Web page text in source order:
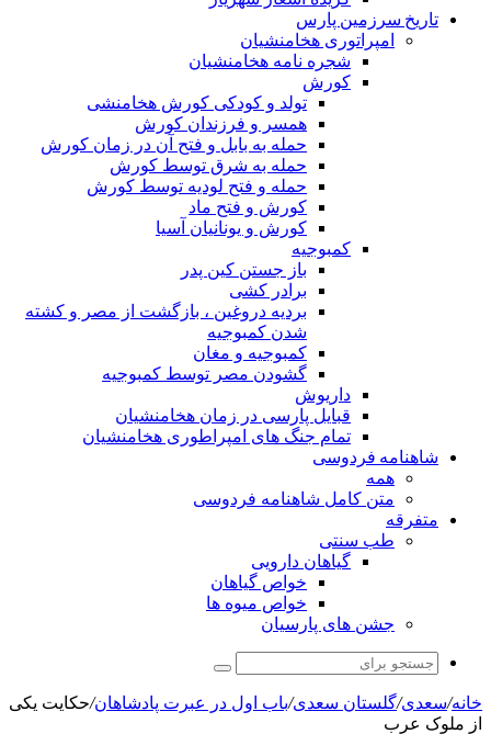
تاریخ سرزمین پارس
امپراتوری هخامنشیان
شجره نامه هخامنشیان
کورش
تولد و کودکی کورش هخامنشی
همسر و فرزندان کورش
حمله به بابل و فتح آن در زمان کورش
حمله به شرق توسط کورش
حمله و فتح لودیه توسط کورش
کورش و فتح ماد
کورش و یونانیان آسیا
کمبوجیه
باز جستن کین پدر
برادر کشی
بردیه دروغین ، بازگشت از مصر و کشته
شدن کمبوجیه
کمبوجیه و مغان
گشودن مصر توسط کمبوجیه
داریوش
قبایل پارسی در زمان هخامنشیان
تمام جنگ های امپراطوری هخامنشیان
شاهنامه فردوسی
همه
متن کامل شاهنامه فردوسی
متفرقه
طب سنتی
گیاهان دارویی
خواص گیاهان
خواص میوه ها
جشن های پارسیان
جستجو
خانه/سعدی/گلستان سعدی/باب اول در عبرت پادشاهان/حکایت یکی
از ملوک عرب